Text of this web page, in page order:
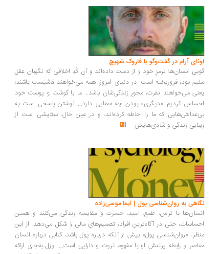
آرام در گفت‌وگو با فاروک شهیچ‭
انسان‌ها ترمزِ خود را از دست داده‌اند و آن کُدِ اخلاقی که نگهبان عقل
بود، فروریخته است. در دنیای امروز، همه می‌خواهند فاشیست باشند؛
می‌خواهند نفرت، محورِ زندگی‌شان باشد... ما با گوشت و پوست خود
کردیم «دیگری» بودن چه معنایی دارد... نوشتن پاسخی است به
که ما را احاطه کرده‌اند، و در عین حال، ستایشی است از
زندگی و شادی‌هایش...
به روان‌شناسی پول | ایما موسی‌زاده
با ترس، طمع، امید، حسرت و مقایسه زندگی می‌کنند و همین
حتی در آگاه‌ترین افراد، تصمیم‌های مالی را شکل می‌دهد. از این
«روان‌شناسی پول» بیش از آنکه درباره پول باشد، کتابی درباره انسان
و رابطه پرتنش او با مفهوم ثروت و دارایی است... اوزل به‌جای ارائه